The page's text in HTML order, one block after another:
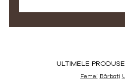
ULTIMELE
Femei Bărbați